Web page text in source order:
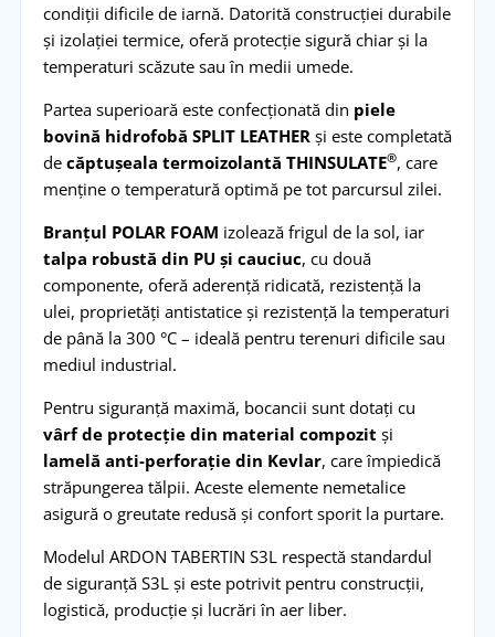
condiții dificile de iarnă. Datorită construcției durabile
și izolației termice, oferă protecție sigură chiar și la
temperaturi scăzute sau în medii umede.
Partea superioară este confecționată din piele
bovină hidrofobă SPLIT LEATHER și este completată
de căptușeala termoizolantă THINSULATE®, care
menține o temperatură optimă pe tot parcursul zilei.
Branțul POLAR FOAM izolează frigul de la sol, iar
talpa robustă din PU și cauciuc, cu două
componente, oferă aderență ridicată, rezistență la
ulei, proprietăți antistatice și rezistență la temperaturi
de până la 300 °C – ideală pentru terenuri dificile sau
mediul industrial.
Pentru siguranță maximă, bocancii sunt dotați cu
vârf de protecție din material compozit și
lamelă anti-perforație din Kevlar, care împiedică
străpungerea tălpii. Aceste elemente nemetalice
asigură o greutate redusă și confort sporit la purtare.
Modelul ARDON TABERTIN S3L respectă standardul
de siguranță S3L și este potrivit pentru construcții,
logistică, producție și lucrări în aer liber.